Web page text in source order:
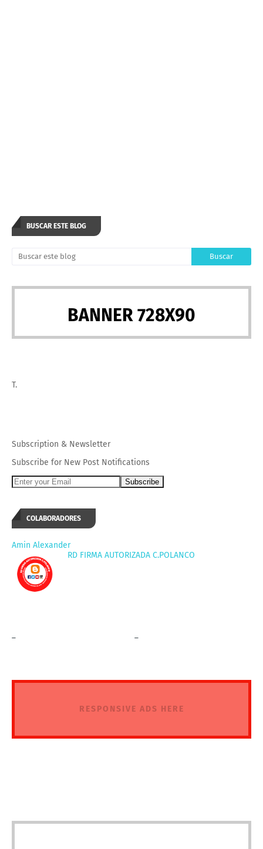
BUSCAR ESTE BLOG
BANNER 728X90
T.
Subscription & Newsletter
Subscribe for New Post Notifications
COLABORADORES
Amin Alexander
RD FIRMA AUTORIZADA C.POLANCO
RESPONSIVE ADS HERE